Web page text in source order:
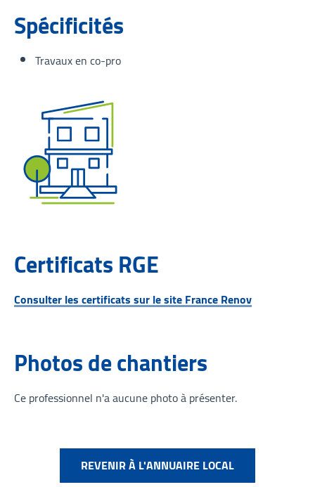
Spécificités
Travaux en co-pro
Certificats RGE
Consulter les certificats sur le site France Renov
Photos de chantiers
Ce professionnel n'a aucune photo à présenter.
REVENIR À L'ANNUAIRE LOCAL